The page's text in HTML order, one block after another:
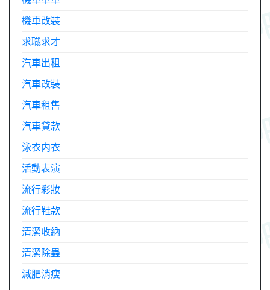
機車改裝
求職求才
汽車出租
汽車改裝
汽車租售
汽車貸款
泳衣内衣
活動表演
流行彩妝
流行鞋款
清潔收納
清潔除蟲
減肥消瘦